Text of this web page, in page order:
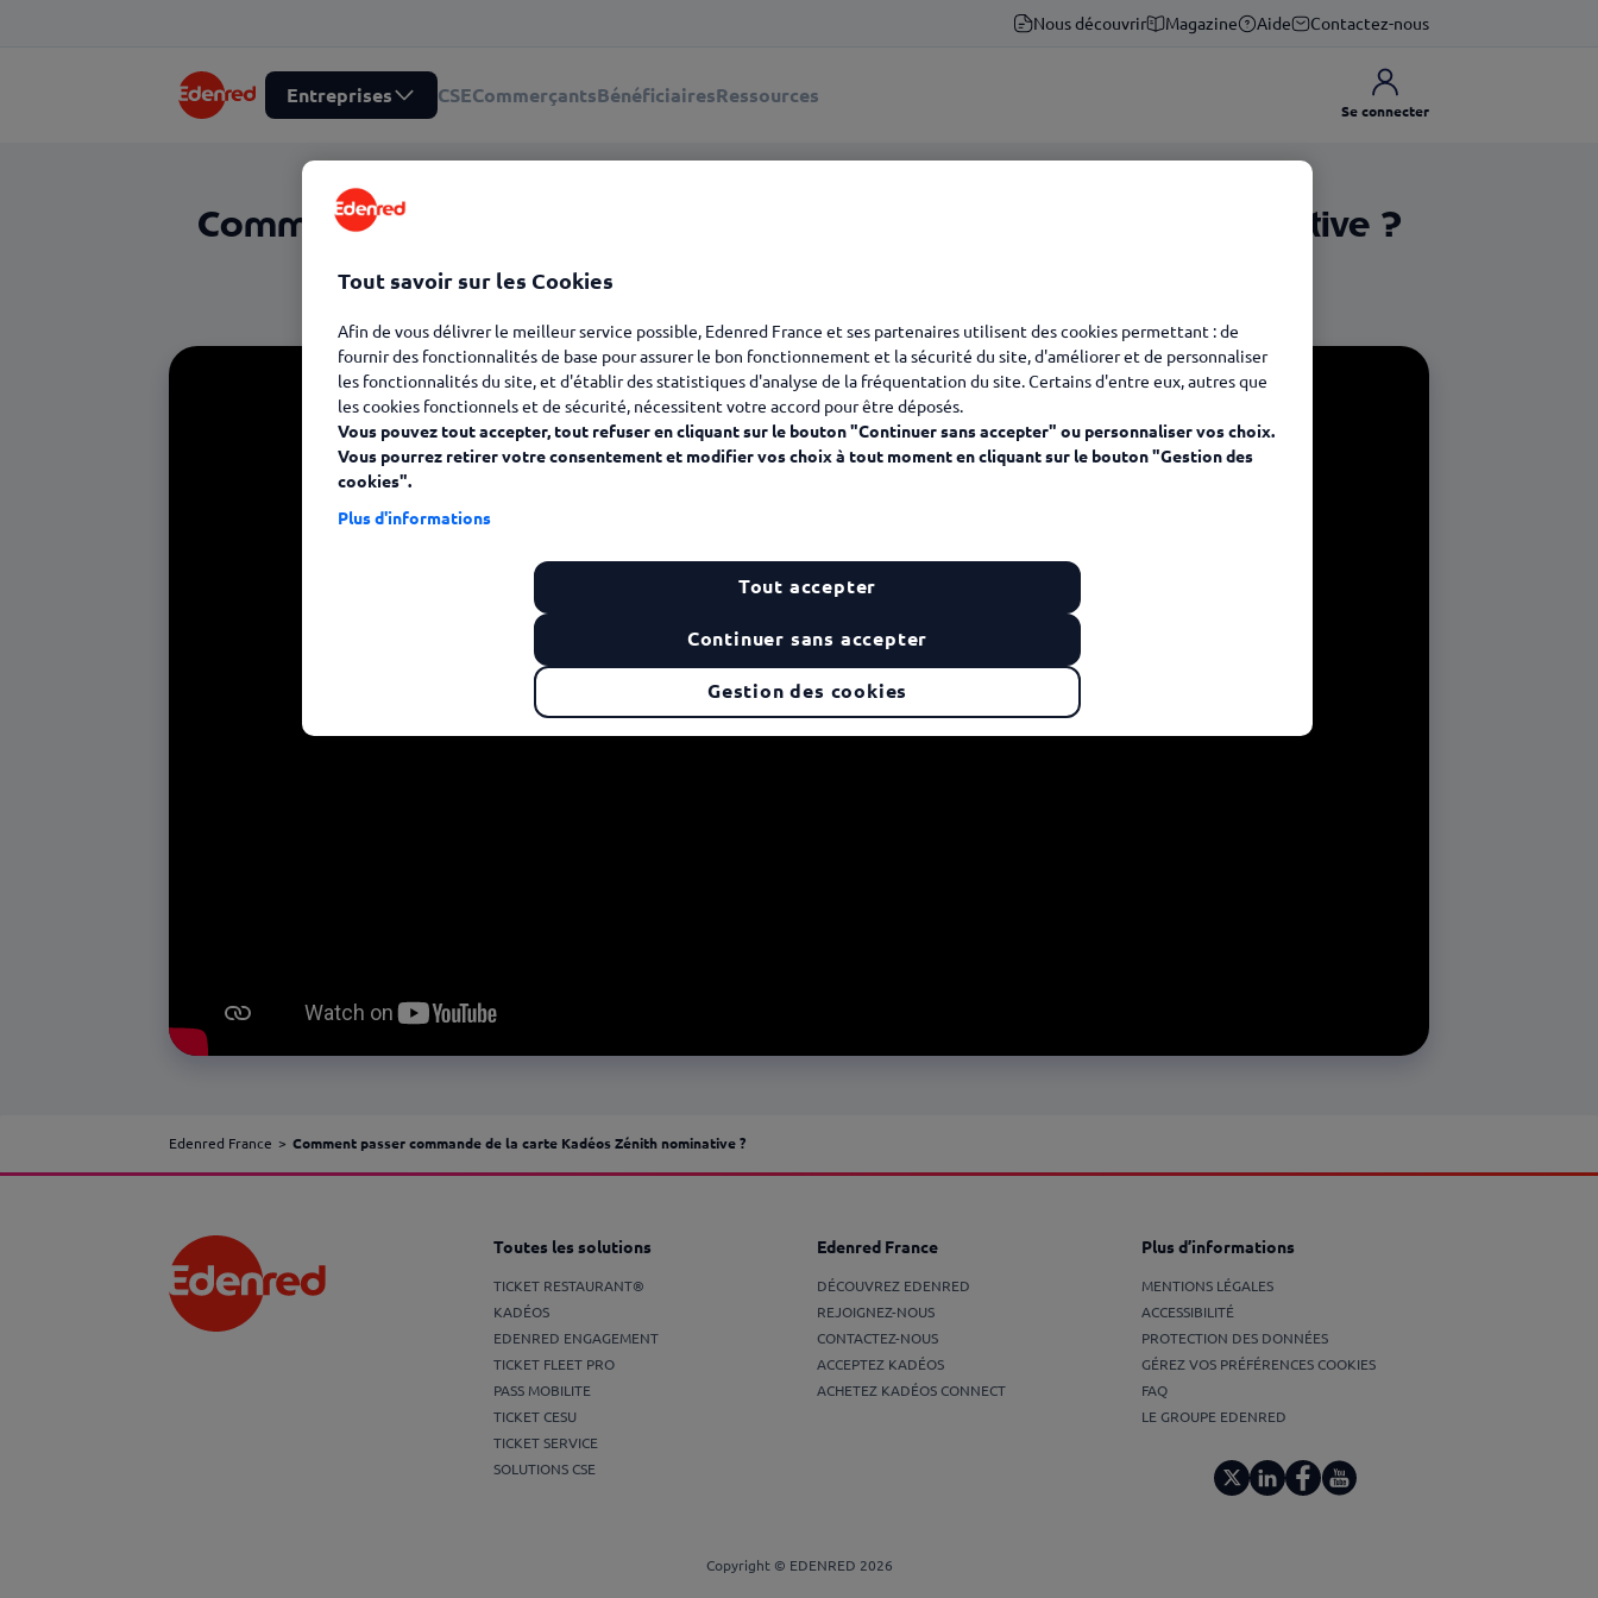
Nous découvrir Magazine Aide Contactez-nous
Entreprises CSECommerçantsBénéficiairesRessources
Se connecter
Comment passer commande de la carte Kadéos Zénith nominative ?
Edenred France Comment passer commande de la carte Kadéos Zénith nominative ?
Toutes les solutions
TICKET RESTAURANT®
KADÉOS
EDENRED ENGAGEMENT
TICKET FLEET PRO
PASS MOBILITE
TICKET CESU
TICKET SERVICE
SOLUTIONS CSE
Edenred France
DÉCOUVREZ EDENRED
REJOIGNEZ-NOUS
CONTACTEZ-NOUS
ACCEPTEZ KADÉOS
ACHETEZ KADÉOS CONNECT
Plus d’informations
MENTIONS LÉGALES
ACCESSIBILITÉ
PROTECTION DES DONNÉES
GÉREZ VOS PRÉFÉRENCES COOKIES
FAQ
LE GROUPE EDENRED
Copyright © EDENRED 2026
Tout savoir sur les Cookies
Afin de vous délivrer le meilleur service possible, Edenred France et ses partenaires utilisent des cookies permettant : de
fournir des fonctionnalités de base pour assurer le bon fonctionnement et la sécurité du site, d'améliorer et de personnaliser
les fonctionnalités du site, et d'établir des statistiques d'analyse de la fréquentation du site. Certains d'entre eux, autres que
les cookies fonctionnels et de sécurité, nécessitent votre accord pour être déposés.
Vous pouvez tout accepter, tout refuser en cliquant sur le bouton "Continuer sans accepter" ou personnaliser vos choix.
Vous pourrez retirer votre consentement et modifier vos choix à tout moment en cliquant sur le bouton "Gestion des
cookies".
Plus d'informations
Gestion des cookies
Continuer sans accepter
Tout accepter